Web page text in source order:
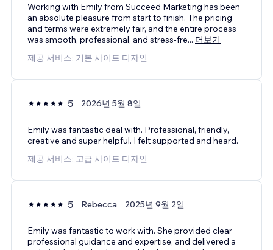
Working with Emily from Succeed Marketing has been
an absolute pleasure from start to finish. The pricing
and terms were extremely fair, and the entire process
was smooth, professional, and stress-fre... 더보기
제공 서비스: 기본 사이트 디자인
5 2026년 5월 8일
Emily was fantastic deal with. Professional, friendly,
creative and super helpful. I felt supported and heard.
제공 서비스: 고급 사이트 디자인
5 Rebecca 2025년 9월 2일
Emily was fantastic to work with. She provided clear
professional guidance and expertise, and delivered a